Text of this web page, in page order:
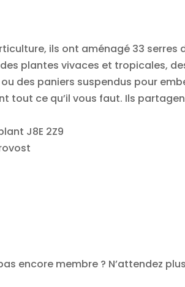
ils ont aménagé 33
plantes vivaces et tropicales,
des paniers suspendus pour
tout ce qu’il vous faut. Ils
J8E 2Z9
encore membre ? N’attendez